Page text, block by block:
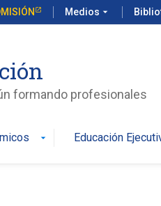
Medios arrow_drop_down
formando profesionales
arrow_drop_down Educación